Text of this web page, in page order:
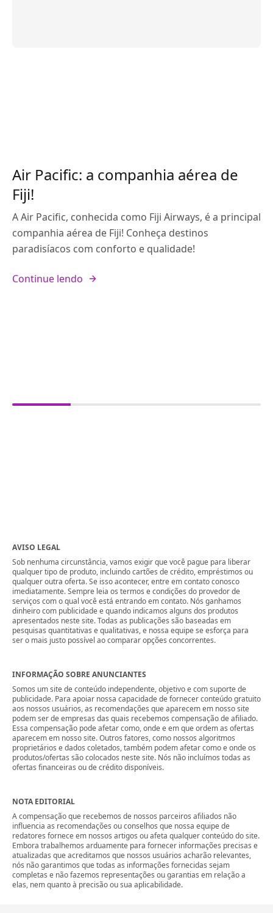
Air Pacific: a companhia aérea de
Fiji!
A Air Pacific, conhecida como Fiji Airways, é a principal
companhia aérea de Fiji! Conheça destinos
paradisíacos com conforto e qualidade!
Continue lendo
AVISO LEGAL
Sob nenhuma circunstância, vamos exigir que você pague para liberar
qualquer tipo de produto, incluindo cartões de crédito, empréstimos ou
qualquer outra oferta. Se isso acontecer, entre em contato conosco
imediatamente. Sempre leia os termos e condições do provedor de
serviços com o qual você está entrando em contato. Nós ganhamos
dinheiro com publicidade e quando indicamos alguns dos produtos
apresentados neste site. Todas as publicações são baseadas em
pesquisas quantitativas e qualitativas, e nossa equipe se esforça para
ser o mais justo possível ao comparar opções concorrentes.
INFORMAÇÃO SOBRE ANUNCIANTES
Somos um site de conteúdo independente, objetivo e com suporte de
publicidade. Para apoiar nossa capacidade de fornecer conteúdo gratuito
aos nossos usuários, as recomendações que aparecem em nosso site
podem ser de empresas das quais recebemos compensação de afiliado.
Essa compensação pode afetar como, onde e em que ordem as ofertas
aparecem em nosso site. Outros fatores, como nossos algoritmos
proprietários e dados coletados, também podem afetar como e onde os
produtos/ofertas são colocados neste site. Nós não incluímos todas as
ofertas financeiras ou de crédito disponíveis.
NOTA EDITORIAL
A compensação que recebemos de nossos parceiros afiliados não
influencia as recomendações ou conselhos que nossa equipe de
redatores fornece em nossos artigos ou afeta qualquer conteúdo do site.
Embora trabalhemos arduamente para fornecer informações precisas e
atualizadas que acreditamos que nossos usuários acharão relevantes,
nós não garantimos que todas as informações fornecidas sejam
completas e não fazemos representações ou garantias em relação a
elas, nem quanto à precisão ou sua aplicabilidade.